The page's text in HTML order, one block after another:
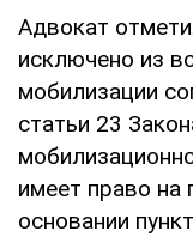
Адвокат
исключено из
мобилизации
статьи 23
имеет право на
основании